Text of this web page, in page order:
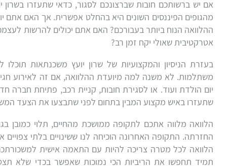
אם יש ברשותכם חובות שברצונכם לסגור, כדאי שתעזרו בשרון
מהגופים הפיננסים השונים היא בהחלט אפשרית. אך האם אתם
ההלוואה הנוח ביותר בעבורכם? האם אתם יכולים להרשות
אטרקטיבית שאולי יקח זמן רב?
בעזרת הניסיון והמקצועיות של שרון יועץ משכנתאות
משתלמות. לא משנה למה מיועדת ההלוואה, אם זה לאירוע
יום הולדת ועוד. או לסגירת חובות, קניית רכב, פתיחת חברה
שתעזרו באיש מקצוע המבין בתחום לפני שתבצעו את הצעד
הלוואה מלווה אתכם לתקופה ממושכת מהחיים, תלוי כמובן
החזרתה. התקופה האחרונה הוכיחה לנו ששינויים בלתי צפויים
הלוואה לכל מטרה צריכה להיות עם התאמה אישית
תמיד תחפשו את הריביות הכי נמוכות שאפשר בכדי שלא